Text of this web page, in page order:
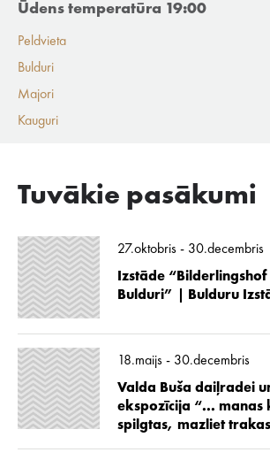
Ūdens temperatūra 19:00
Peldvieta
Bulduri
Majori
Kauguri
Tuvākie pasākumi
27.oktobris - 30.decembris
Izstāde
Bulduri” | Bulduru
18.maijs - 30.decembris
Valda Buša daiļradei
ekspozīcija “... manas
spilgtas, mazliet